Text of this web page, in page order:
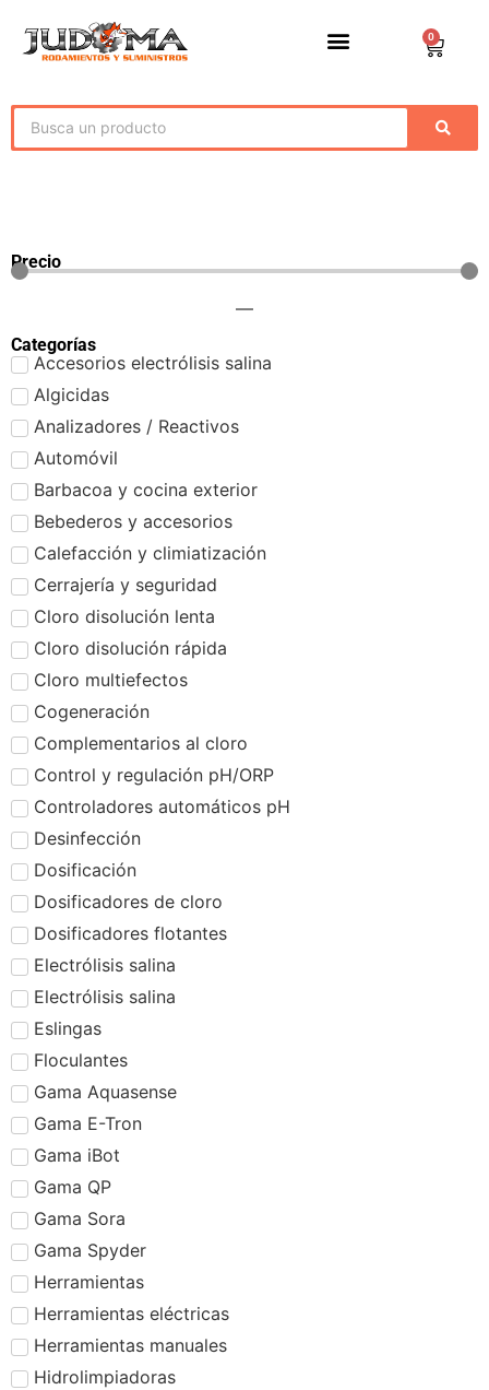
0
Precio
—
Categorías
Accesorios electrólisis salina
Algicidas
Analizadores / Reactivos
Automóvil
Barbacoa y cocina exterior
Bebederos y accesorios
Calefacción y climiatización
Cerrajería y seguridad
Cloro disolución lenta
Cloro disolución rápida
Cloro multiefectos
Cogeneración
Complementarios al cloro
Control y regulación pH/ORP
Controladores automáticos pH
Desinfección
Dosificación
Dosificadores de cloro
Dosificadores flotantes
Electrólisis salina
Electrólisis salina
Eslingas
Floculantes
Gama Aquasense
Gama E-Tron
Gama iBot
Gama QP
Gama Sora
Gama Spyder
Herramientas
Herramientas eléctricas
Herramientas manuales
Hidrolimpiadoras